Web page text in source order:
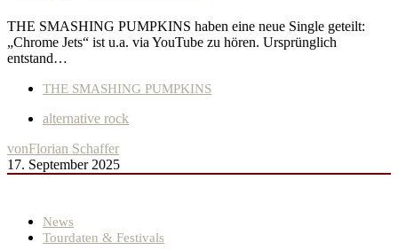
THE SMASHING PUMPKINS haben eine neue Single geteilt:
„Chrome Jets“ ist u.a. via YouTube zu hören. Ursprünglich
entstand…
THE SMASHING PUMPKINS
alternative rock
vonFlorian Schaffer
17. September 2025
News
Tourdaten & Festivals